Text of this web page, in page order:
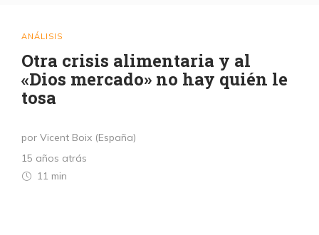
ANÁLISIS
Otra crisis alimentaria y al
«Dios mercado» no hay quién le
tosa
por Vicent Boix (España)
15 años atrás
11 min